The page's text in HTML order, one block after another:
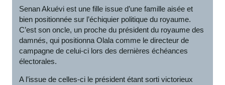
Senan Akuévi est une fille issue d’une famille aisée et
bien positionnée sur l’échiquier politique du royaume.
C’est son oncle, un proche du président du royaume des
damnés, qui positionna Olala comme le directeur de
campagne de celui-ci lors des dernières échéances
électorales.
A l’issue de celles-ci le président étant sorti victorieux